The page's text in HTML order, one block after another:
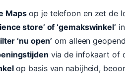
Mapsop je telefoon en zet de
store’ of ‘gemakswinkel’
‘nu open’ om alleen
via de infokaart of
op basis van nabijheid,